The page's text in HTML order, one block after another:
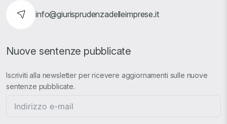
info@giurisprudenzadelleimprese.it
Nuove sentenze pubblicate
Iscriviti alla newsletter per ricevere aggiornamenti sulle nuove
sentenze pubblicate.